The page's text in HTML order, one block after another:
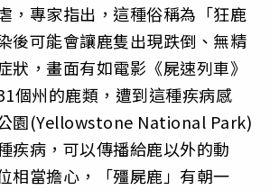
，專家指出，這種俗稱為「狂鹿
後可能會讓鹿隻出現跌倒、無精
狀，畫面有如電影《屍速列車》
個州的鹿類，遭到這種疾病感
園(Yellowstone National Park)
疾病，可以傳播給鹿以外的動
相當擔心，「殭屍鹿」有朝一